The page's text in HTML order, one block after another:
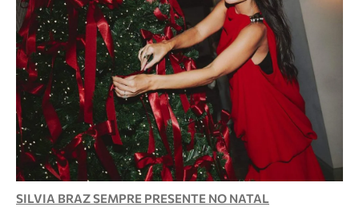
SILVIA BRAZ SEMPRE PRESENTE NO NATAL